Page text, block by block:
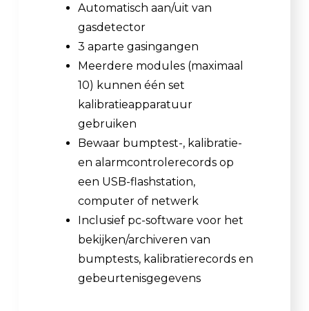
Automatisch aan/uit van
gasdetector
3 aparte gasingangen
Meerdere modules (maximaal
10) kunnen één set
kalibratieapparatuur
gebruiken
Bewaar bumptest-, kalibratie-
en alarmcontrolerecords op
een USB-flashstation,
computer of netwerk
Inclusief pc-software voor het
bekijken/archiveren van
bumptests, kalibratierecords en
gebeurtenisgegevens